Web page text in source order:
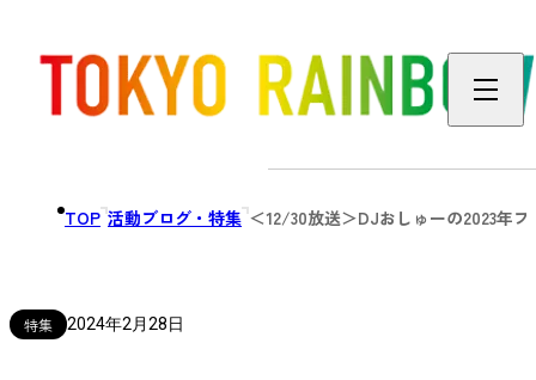
TOP 活動ブログ・特集 ＜12/30放送＞DJおしゅーの2023年
特集 2024年2月28日